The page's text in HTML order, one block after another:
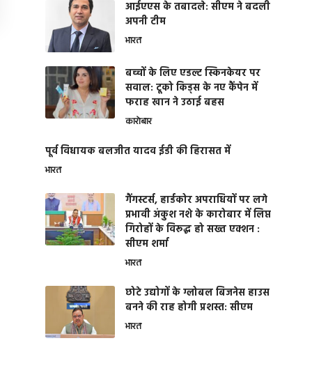
आईएएस के तबादले: सीएम ने बदली
अपनी टीम
भारत
बच्चों के लिए एडल्ट स्किनकेयर पर
सवाल: टूको किड्स के नए कैंपेन में
फराह खान ने उठाई बहस
कारोबार
पूर्व विधायक बलजीत यादव ईडी की हिरासत में
भारत
गैंगस्टर्स, हार्डकोर अपराधियों पर लगे
प्रभावी अंकुश नशे के कारोबार में लिप्त
गिरोहों के विरूद्ध हो सख्त एक्शन :
सीएम शर्मा
भारत
छोटे उद्योगों के ग्लोबल बिजनेस हाउस
बनने की राह होगी प्रशस्त: सीएम
भारत